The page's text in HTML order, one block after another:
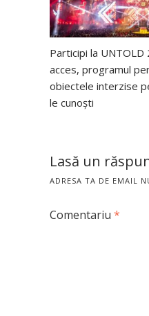
Participi la UNTOLD
acces, programul
obiectele interzise
le cunoști
Lasă un
ADRESA TA DE EMAIL
Comentariu *